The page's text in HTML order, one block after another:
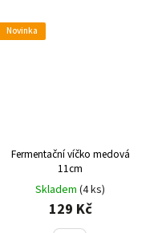
Novinka
Fermentační víčko medová
11cm
Skladem (4 ks)
129 Kč